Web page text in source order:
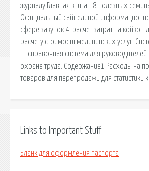
журналу Главная книга - 8 полезных
Официальный сайт единой
сфере закупок 4. расчет затрат на койко -
расчету стоимости медицинских услуг.
— справочная система для руководителей
охране труда. Содержание1 Расходы на
товаров для перепродажи для статистики
Links to Important Stuff
Бланк для оформления паспорта